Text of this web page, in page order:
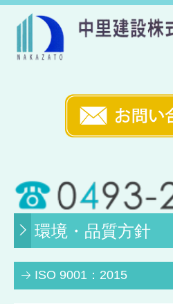
ホーム
会社案内
施工事例
教育施設
福祉施設
環境・品質方針
ISO 9001：2015